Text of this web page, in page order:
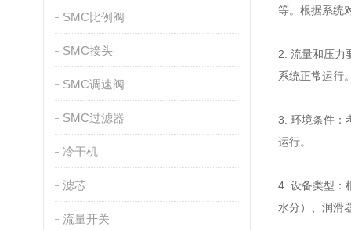
SMC比例阀
SMC接头
SMC调速阀
SMC过滤器
冷干机
滤芯
流量开关
等。根据系统
2. 流量和压力
系统正常运行
3. 环境条件：
运行。
4. 设备类型：
水分）、润滑